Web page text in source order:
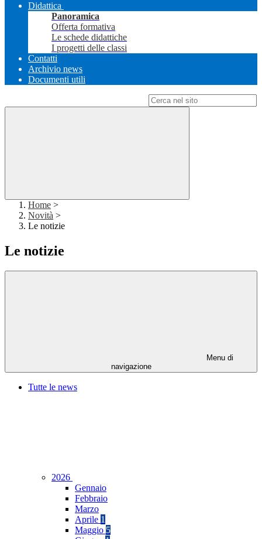
Didattica
Panoramica
Offerta formativa
Le schede didattiche
I progetti delle classi
Contatti
Archivio news
Documenti utili
Home >
Novità >
Le notizie
Le notizie
Menu di
navigazione
Tutte le news
2026
Gennaio
Febbraio
Marzo
Aprile 1
Maggio 5